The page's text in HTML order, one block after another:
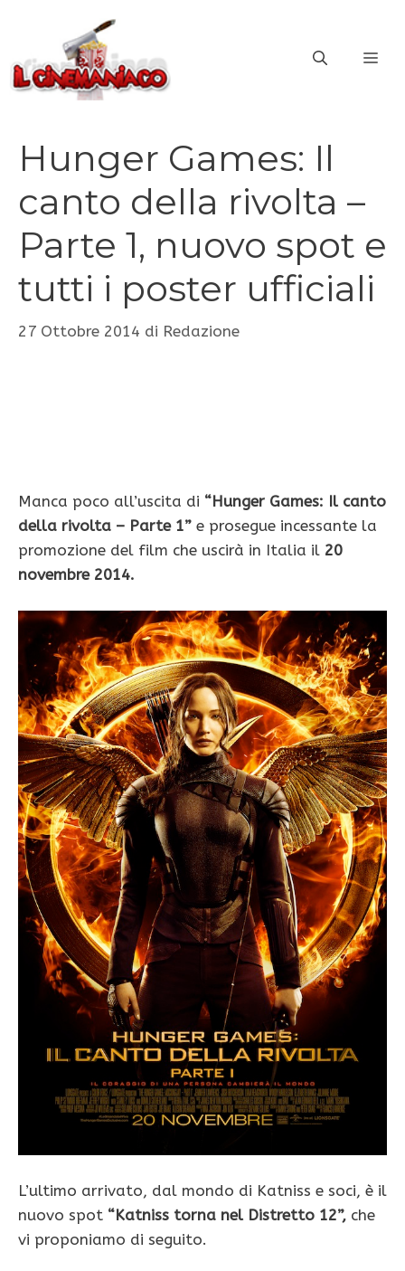
contenuto
Hunger Games: Il
canto della rivolta –
Parte 1, nuovo spot e
tutti i poster ufficiali
27 Ottobre 2014 di Redazione
Manca poco all’uscita di “Hunger Games: Il canto
della rivolta – Parte 1” e prosegue incessante la
promozione del film che uscirà in Italia il 20
novembre 2014.
L’ultimo arrivato, dal mondo di Katniss e soci, è il
nuovo spot “Katniss torna nel Distretto 12”, che
vi proponiamo di seguito.